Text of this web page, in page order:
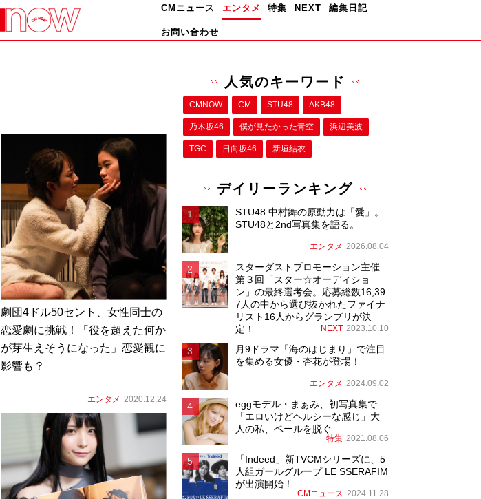
CMニュース エンタメ 特集 NEXT 編集日記
お問い合わせ
劇団4ドル50セント、女性同士の
恋愛劇に挑戦！「役を超えた何か
が芽生えそうになった」恋愛観に
影響も？
エンタメ 2020.12.24
人気のキーワード
CMNOW CM STU48 AKB48
乃木坂46 僕が⾒たかった⻘空 浜辺美波
TGC 日向坂46 新垣結衣
デイリーランキング
STU48 中村舞の原動力は「愛」。
STU48と2nd写真集を語る。
エンタメ 2026.08.04
スターダストプロモーション主催
第３回「スター☆オーディショ
ン」の最終選考会。応募総数16,39
7人の中から選び抜かれたファイナ
リスト16人からグランプリが決
定！
NEXT 2023.10.10
月9ドラマ「海のはじまり」で注目
を集める女優・杏花が登場！
エンタメ 2024.09.02
eggモデル・まぁみ、初写真集で
「エロいけどヘルシーな感じ」大
人の私、ベールを脱ぐ
特集 2021.08.06
「Indeed」新TVCMシリーズに、5
人組ガールグループ LE SSERAFIM
が出演開始！
CMニュース 2024.11.28